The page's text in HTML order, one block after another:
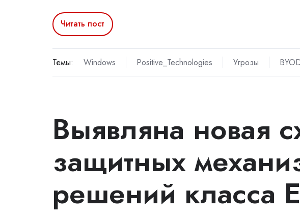
Читать пост
Темы: Windows Positive_Technologies Угрозы
Выявляна новая
защитных
решений класса